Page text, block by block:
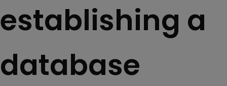
establishing a
database